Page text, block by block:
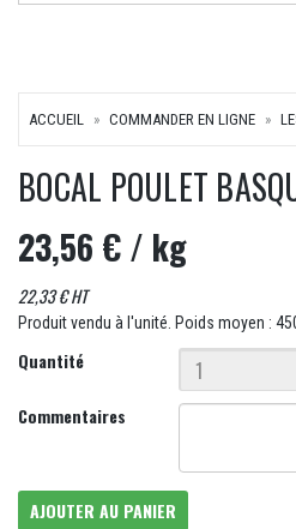
ACCUEIL COMMANDER EN LIGNE
BOCAL POULET
23,56 €/ kg
22,33 € HT
Produit vendu à l'unité. Poids moyen :
Quantité
Commentaires
AJOUTER AU PANIER